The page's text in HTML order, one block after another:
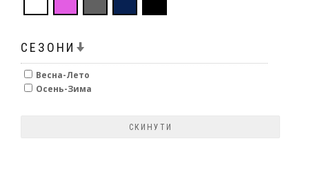
СЕЗОНИ
Весна-Лето
Осень-Зима